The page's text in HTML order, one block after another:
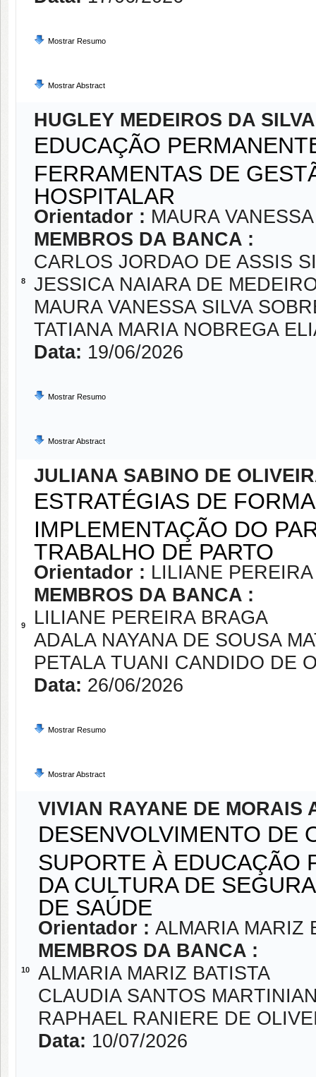
Mostrar Resumo
Mostrar Abstract
8
HUGLEY MEDEIROS DA SILVA
EDUCAÇÃO
FERRAMENTAS DE
HOSPITALAR
Orientador : MAURA
MEMBROS DA BANCA :
CARLOS JORDAO DE ASSIS
JESSICA NAIARA DE
MAURA VANESSA SILVA
TATIANA MARIA NOBREGA
Data: 19/06/2026
Mostrar Resumo
Mostrar Abstract
9
JULIANA SABINO DE
ESTRATÉGIAS DE
IMPLEMENTAÇÃO DO
TRABALHO DE PARTO
Orientador : LILIANE
MEMBROS DA BANCA :
LILIANE PEREIRA BRAGA
ADALA NAYANA DE SOUSA
PETALA TUANI CANDIDO DE
Data: 26/06/2026
Mostrar Resumo
Mostrar Abstract
10
VIVIAN RAYANE DE MORAIS
DESENVOLVIMENTO DE
SUPORTE À EDUCAÇÃO
DA CULTURA DE
DE SAÚDE
Orientador : ALMARIA MARIZ
MEMBROS DA BANCA :
ALMARIA MARIZ BATISTA
CLAUDIA SANTOS
RAPHAEL RANIERE DE
Data: 10/07/2026